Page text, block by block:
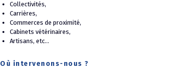
Collectivités,
Carrières,
Commerces de proximité,
Cabinets vétérinaires,
Artisans, etc…
Où intervenons-nous ?